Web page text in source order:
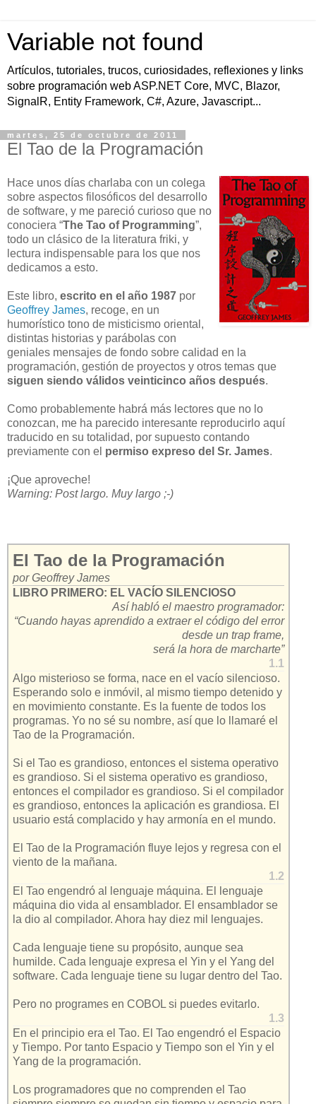
Variable not found
Artículos, tutoriales, trucos, curiosidades, reflexiones y links
sobre programación web ASP.NET Core, MVC, Blazor,
SignalR, Entity Framework, C#, Azure, Javascript...
martes, 25 de octubre de 2011
El Tao de la Programación
Hace unos días charlaba con un colega
sobre aspectos filosóficos del desarrollo
de software, y me pareció curioso que no
conociera “The Tao of Programming”,
todo un clásico de la literatura friki, y
lectura indispensable para los que nos
dedicamos a esto.
Este libro, escrito en el año 1987 por
Geoffrey James, recoge, en un
humorístico tono de misticismo oriental,
distintas historias y parábolas con
geniales mensajes de fondo sobre calidad en la
programación, gestión de proyectos y otros temas que
siguen siendo válidos veinticinco años después.
Como probablemente habrá más lectores que no lo
conozcan, me ha parecido interesante reproducirlo aquí
traducido en su totalidad, por supuesto contando
previamente con el permiso expreso del Sr. James.
¡Que aproveche!
Warning: Post largo. Muy largo ;-)
El Tao de la Programación
por Geoffrey James
LIBRO PRIMERO: EL VACÍO SILENCIOSO
Así habló el maestro programador:
“Cuando hayas aprendido a extraer el código del error
desde un trap frame,
será la hora de marcharte”
1.1
Algo misterioso se forma, nace en el vacío silencioso.
Esperando solo e inmóvil, al mismo tiempo detenido y
en movimiento constante. Es la fuente de todos los
programas. Yo no sé su nombre, así que lo llamaré el
Tao de la Programación.
Si el Tao es grandioso, entonces el sistema operativo
es grandioso. Si el sistema operativo es grandioso,
entonces el compilador es grandioso. Si el compilador
es grandioso, entonces la aplicación es grandiosa. El
usuario está complacido y hay armonía en el mundo.
El Tao de la Programación fluye lejos y regresa con el
viento de la mañana.
1.2
El Tao engendró al lenguaje máquina. El lenguaje
máquina dio vida al ensamblador. El ensamblador se
la dio al compilador. Ahora hay diez mil lenguajes.
Cada lenguaje tiene su propósito, aunque sea
humilde. Cada lenguaje expresa el Yin y el Yang del
software. Cada lenguaje tiene su lugar dentro del Tao.
Pero no programes en COBOL si puedes evitarlo.
1.3
En el principio era el Tao. El Tao engendró el Espacio
y Tiempo. Por tanto Espacio y Tiempo son el Yin y el
Yang de la programación.
Los programadores que no comprenden el Tao